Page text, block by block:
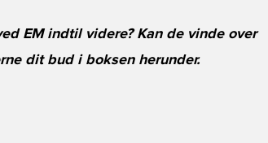
EM indtil videre? Kan de vinde over
dit bud i boksen herunder.